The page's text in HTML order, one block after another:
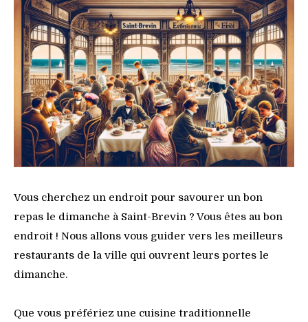
Vous cherchez un endroit pour savourer un bon
repas le dimanche à Saint-Brevin ? Vous êtes au bon
endroit ! Nous allons vous guider vers les meilleurs
restaurants de la ville qui ouvrent leurs portes le
dimanche.
Que vous préfériez une cuisine traditionnelle